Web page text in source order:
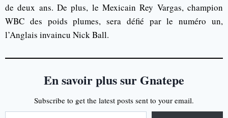
de deux ans. De plus, le Mexicain Rey Vargas, champion
WBC des poids plumes, sera défié par le numéro un,
l’Anglais invaincu Nick Ball.
En savoir plus sur Gnatepe
Subscribe to get the latest posts sent to your email.